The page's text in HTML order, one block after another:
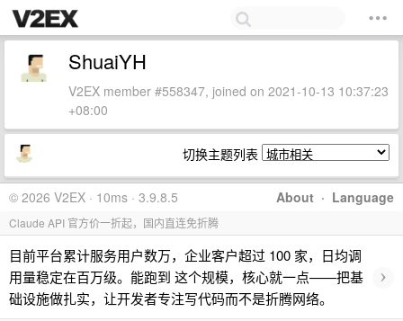
ShuaiYH
V2EX member #558347, joined on 2021-10-13 10:37:23
+08:00
切换主题列表
About · Language
© 2026 V2EX · 10ms · 3.9.8.5
Claude API 官方价一折起，国内直连免折腾
目前平台累计服务用户数万，企业客户超过 100 家，日均调
用量稳定在百万级。能跑到 这个规模，核心就一点——把基
础设施做扎实，让开发者专注写代码而不是折腾网络。
›